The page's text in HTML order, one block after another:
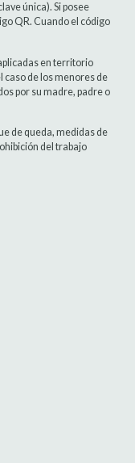
única). Si posee
QR. Cuando el código
en territorio
caso de los menores de
por su madre, padre o
de queda, medidas de
del trabajo